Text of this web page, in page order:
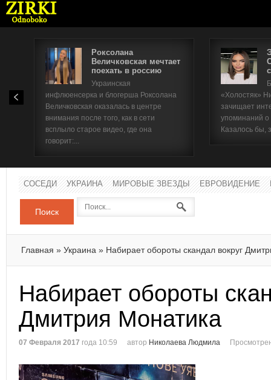
Роксолана
Величковская мечтает
поехать в россию
Украинская
инфлюенсерка и блогерша Роксолана
Величковская оказалась в центре
внимания после того, как в сети
всплыло старое видео, где она
говорит:...
«Холостяк»
зачищает
упоминаний
Казалось бы,
СОСЕДИ УКРАИНА МИРОВЫЕ ЗВЕЗДЫ ЕВРОВИДЕНИЕ
Поиск
Главная » Украина » Набирает обороты скандал вокруг
Набирает обороты
Дмитрия Монатика
07 Февраля 2017 года 10:59 автор Николаева Людмила
Имя